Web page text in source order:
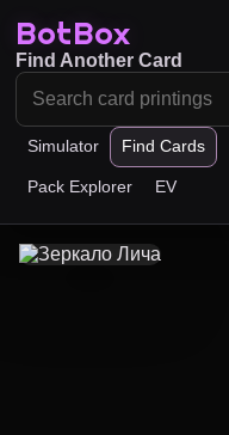
BotBox
Simulator Find Cards
Pack Explorer EV
Find Another Card